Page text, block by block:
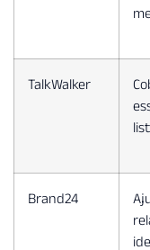
TalkWalker
Brand24